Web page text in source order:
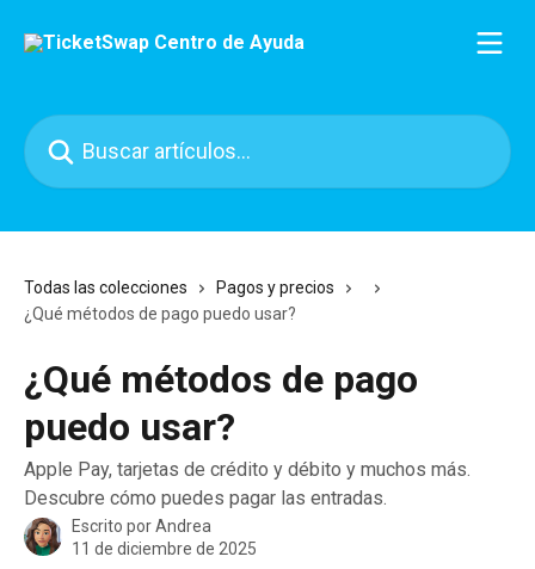
Buscar artículos...
Todas las colecciones
Pagos y precios
¿Qué métodos de pago puedo usar?
¿Qué métodos de pago
puedo usar?
Apple Pay, tarjetas de crédito y débito y muchos más.
Descubre cómo puedes pagar las entradas.
Escrito porAndrea
11 de diciembre de 2025